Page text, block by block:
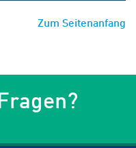
Zum Seitenanfang